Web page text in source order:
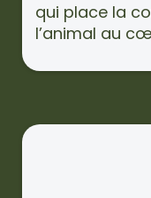
qui place la
l’animal au